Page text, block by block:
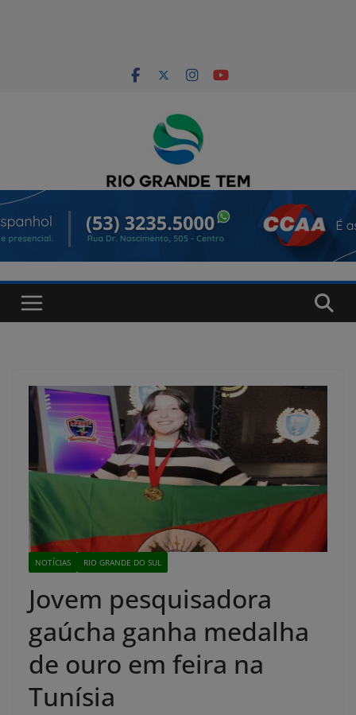
NOTÍCIAS RIO GRANDE DO SUL
Jovem pesquisadora
gaúcha ganha medalha
de ouro em feira na
Tunísia